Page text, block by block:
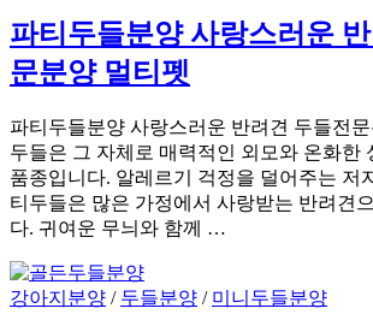
파티두들분양 사랑스러운
문분양 멀티펫
파티두들분양 사랑스러운 반려견 두들전문
두들은 그 자체로 매력적인 외모와 온화한
품종입니다. 알레르기 걱정을 덜어주는 저
티두들은 많은 가정에서 사랑받는 반려견
다. 귀여운 무늬와 함께 …
강아지분양 / 두들분양 / 미니두들분양